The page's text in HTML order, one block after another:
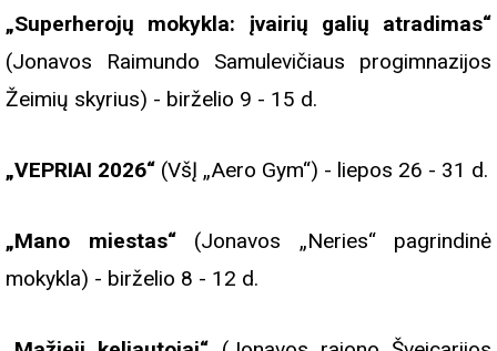
„Superherojų mokykla: įvairių galių atradimas“
(Jonavos Raimundo Samulevičiaus progimnazijos
Žeimių skyrius) - birželio 9 - 15 d.
„VEPRIAI 2026“ (VšĮ „Aero Gym“) - liepos 26 - 31 d.
„Mano miestas“(Jonavos „Neries“ pagrindinė
mokykla) - birželio 8 - 12 d.